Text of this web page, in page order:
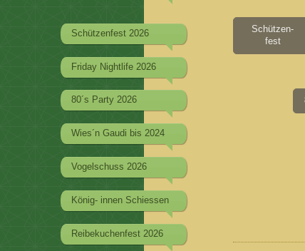
Schützenfest 2026
Friday Nightlife 2026
80´s Party 2026
Wies´n Gaudi bis 2024
Vogelschuss 2026
König- innen Schiessen
Reibekuchenfest 2026
Schützen-
fest